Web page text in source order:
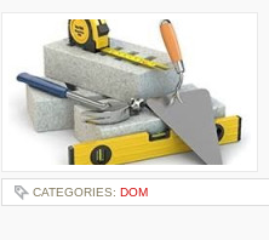
CATEGORIES: DOM